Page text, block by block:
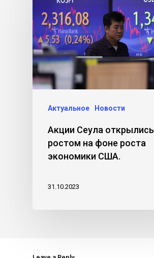
Актуальное Новости
Акции Сеула открылись
ростом на фоне роста
экономики США.
31.10.2023